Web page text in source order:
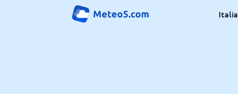
Italia